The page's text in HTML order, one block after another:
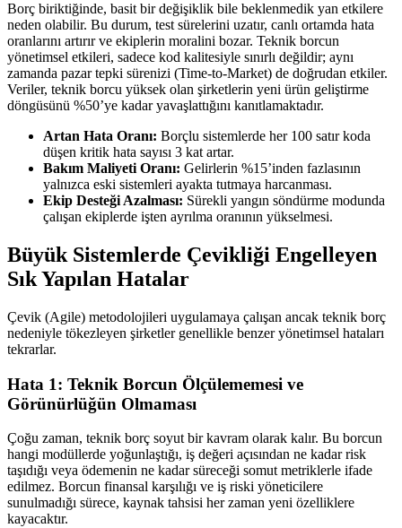
Borç biriktiğinde, basit bir değişiklik bile beklenmedik yan etkilere
neden olabilir. Bu durum, test sürelerini uzatır, canlı ortamda hata
oranlarını artırır ve ekiplerin moralini bozar. Teknik borcun
yönetimsel etkileri, sadece kod kalitesiyle sınırlı değildir; aynı
zamanda pazar tepki sürenizi (Time-to-Market) de doğrudan etkiler.
Veriler, teknik borcu yüksek olan şirketlerin yeni ürün geliştirme
döngüsünü %50’ye kadar yavaşlattığını kanıtlamaktadır.
Artan Hata Oranı: Borçlu sistemlerde her 100 satır koda
düşen kritik hata sayısı 3 kat artar.
Bakım Maliyeti Oranı: Gelirlerin %15’inden fazlasının
yalnızca eski sistemleri ayakta tutmaya harcanması.
Ekip Desteği Azalması: Sürekli yangın söndürme modunda
çalışan ekiplerde işten ayrılma oranının yükselmesi.
Büyük Sistemlerde Çevikliği Engelleyen
Sık Yapılan Hatalar
Çevik (Agile) metodolojileri uygulamaya çalışan ancak teknik borç
nedeniyle tökezleyen şirketler genellikle benzer yönetimsel hataları
tekrarlar.
Hata 1: Teknik Borcun Ölçülememesi ve
Görünürlüğün Olmaması
Çoğu zaman, teknik borç soyut bir kavram olarak kalır. Bu borcun
hangi modüllerde yoğunlaştığı, iş değeri açısından ne kadar risk
taşıdığı veya ödemenin ne kadar süreceği somut metriklerle ifade
edilmez. Borcun finansal karşılığı ve iş riski yöneticilere
sunulmadığı sürece, kaynak tahsisi her zaman yeni özelliklere
kayacaktır.